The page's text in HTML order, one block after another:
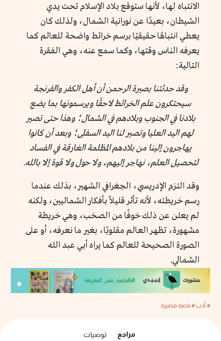
الانتباه لها، لأنها ستوقع بلاد الإسلام تحت يدي
الشيطان، بعيدًا عن نورانية الشمال، ولذلك كان
يعطي انتباهًا حقيقيًا برسم خرائط واضحة للعالم كما
يعرفه الناس وقتها، وكما سمع عنه، وهي الفقرة
التالية:
وقد حدثتنا بصيرة الرحمن أن أهل الكفر والفرنجة
سيحتكرون علم الخرائط لاحقًا ويرسمونها بما يضع
بلادنا في الجنوب وبلادهم في الشمال؛ وهذا حتى تصير
لهم اليد العليا وتصير لنا اليد السفلى؛ وبعد أن كانوا
يهاجرون إلينا من بلادهم المظلمة الغارقة في الفساد
لتحصيل العلم، نهاجر إليهم، ولا حول ولا قوة إلا بالله.
وقد التزم الإدريسي، الجغرافي الشهير، بذلك عندما
رسم خريطته، لأنه تأثر قليلاً بأفكار الشماليين، ولكنه
لم يعلن عن ذلك خوفًا من الصخب، وهي خريطة
مشهورة، تظهر العالم مقلوبًا، بغير ما نعرفه، أو على
الصورة الصحيحة للعالم كما يراه أبي عبد الله
الشمالي.
# أدب# قصة قصيرة
مراجع توصيات